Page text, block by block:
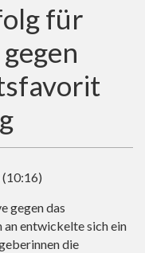
für
gegen das
an entwickelte sich ein
die